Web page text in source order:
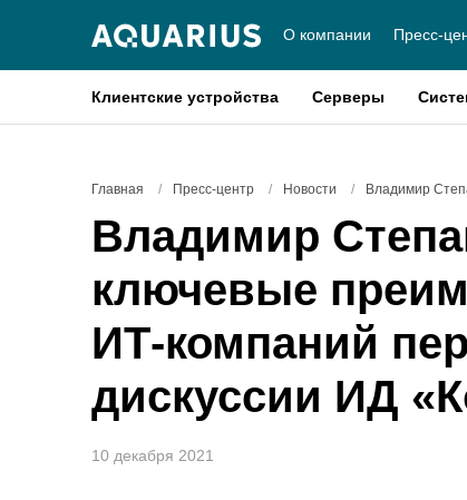
О компании Пресс-
Клиентские устройства Серверы
Главная / Пресс-центр / Новости / Владимир
Владимир
ключевые
ИТ-компаний
дискуссии ИД
10 декабря 2021